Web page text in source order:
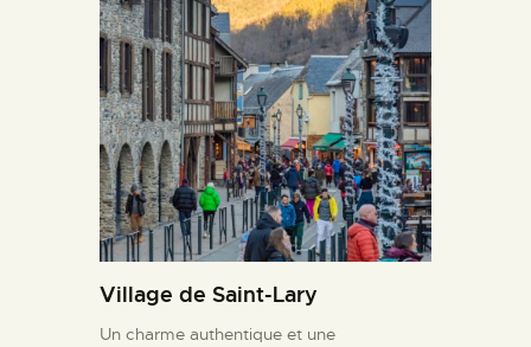
Village de Saint-Lary
Un charme authentique et une